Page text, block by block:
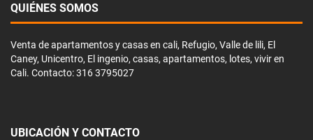
QUIÉNES SOMOS
Venta de apartamentos y casas en cali, Refugio, Valle de lili, El
Caney, Unicentro, El ingenio, casas, apartamentos, lotes, vivir en
Cali. Contacto: 316 3795027
UBICACIÓN Y CONTACTO